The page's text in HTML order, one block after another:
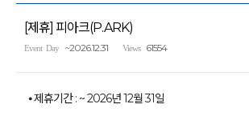
[제휴] 피아크(P.ARK)
Event Day ~2026.12.31 Views 61554
⦁ 제휴기간 : ~ 2026년 12월 31일